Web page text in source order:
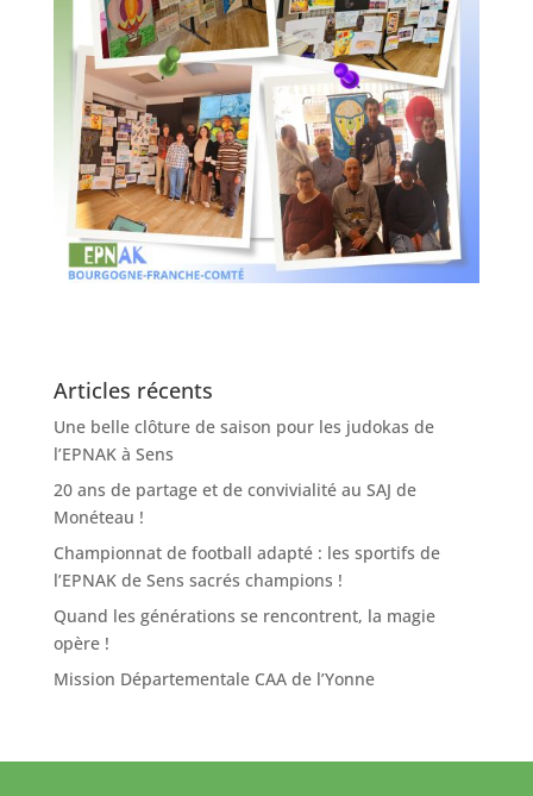
Articles récents
Une belle clôture de saison pour les judokas de
l’EPNAK à Sens
20 ans de partage et de convivialité au SAJ de
Monéteau !
Championnat de football adapté : les sportifs de
l’EPNAK de Sens sacrés champions !
Quand les générations se rencontrent, la magie
opère !
Mission Départementale CAA de l’Yonne